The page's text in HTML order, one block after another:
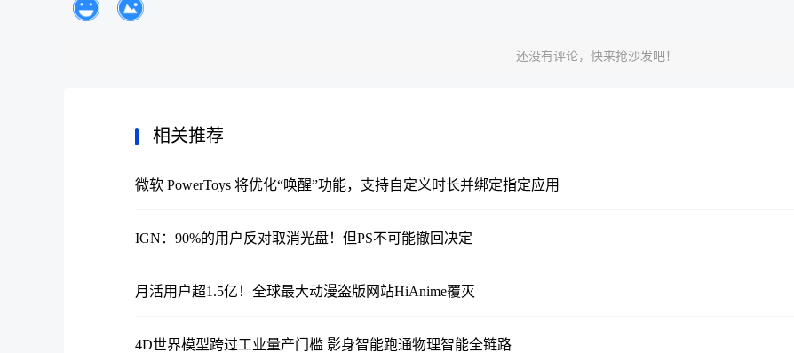
还没有评论，快来抢沙发吧！
相关推荐
微软 PowerToys 将优化“唤醒”功能，支持自定义时长并绑定指定应用
IGN：90%的用户反对取消光盘！但PS不可能撤回决定
月活用户超1.5亿！全球最大动漫盗版网站HiAnime覆灭
4D世界模型跨过工业量产门槛 影身智能跑通物理智能全链路